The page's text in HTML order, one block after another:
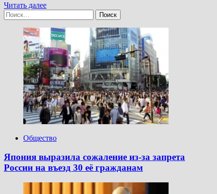
Читать далееПрочитать
о
Зрители
оценили
комедию
«Везунчики»
с Киану
Ривзом
на уровне
«Грабителя
с крыши»
Найти:
Общество
Япония выразила сожаление из-за запрета
России на въезд 30 её гражданам